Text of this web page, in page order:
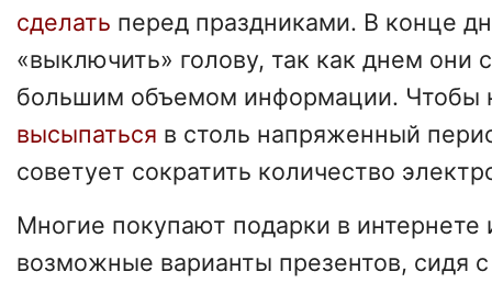
сделать перед праздниками. В конце
«выключить» голову, так как днем они
большим объемом информации. Чтобы
высыпаться в столь напряженный
советует сократить количество
Многие покупают подарки в интернете
возможные варианты презентов, сидя